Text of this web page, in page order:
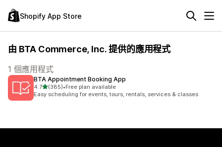
Shopify App Store
由 BTA Commerce, Inc. 提供的應用程式
1 個應用程式
BTA Appointment Booking App
4.7滿分 5 顆星
(385)
共有 385 則評價
•Free plan available
Easy scheduling for events, tours, rentals, services & classes